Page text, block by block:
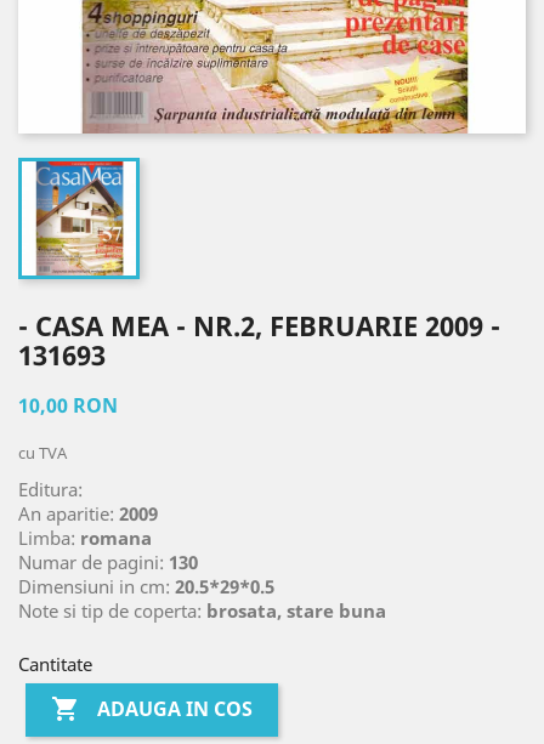
- CASA MEA - NR.2, FEBRUARIE 2009 -
131693
10,00 RON
cu TVA
Editura:
An aparitie: 2009
Limba: romana
Numar de pagini: 130
Dimensiuni in cm: 20.5*29*0.5
Note si tip de coperta: brosata, stare buna
Cantitate
 ADAUGA IN COS